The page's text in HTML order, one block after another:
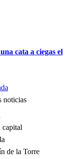
cata a ciegas el
noticias
capital
de la Torre